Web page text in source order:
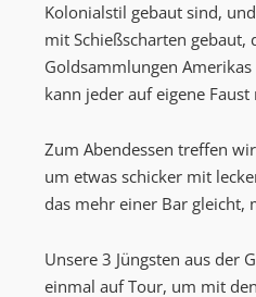
Kolonialstil gebaut sind,
mit Schießscharten gebaut,
Goldsammlungen
kann jeder auf eigene
Zum Abendessen treffen
um etwas schicker mit
das mehr einer Bar gleicht,
Unsere 3 Jüngsten aus der
einmal auf Tour, um mit